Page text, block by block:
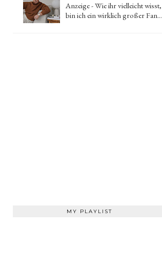
Anzeige - Wie ihr vielleicht wisst,
bin ich ein wirklich großer Fan...
MY PLAYLIST